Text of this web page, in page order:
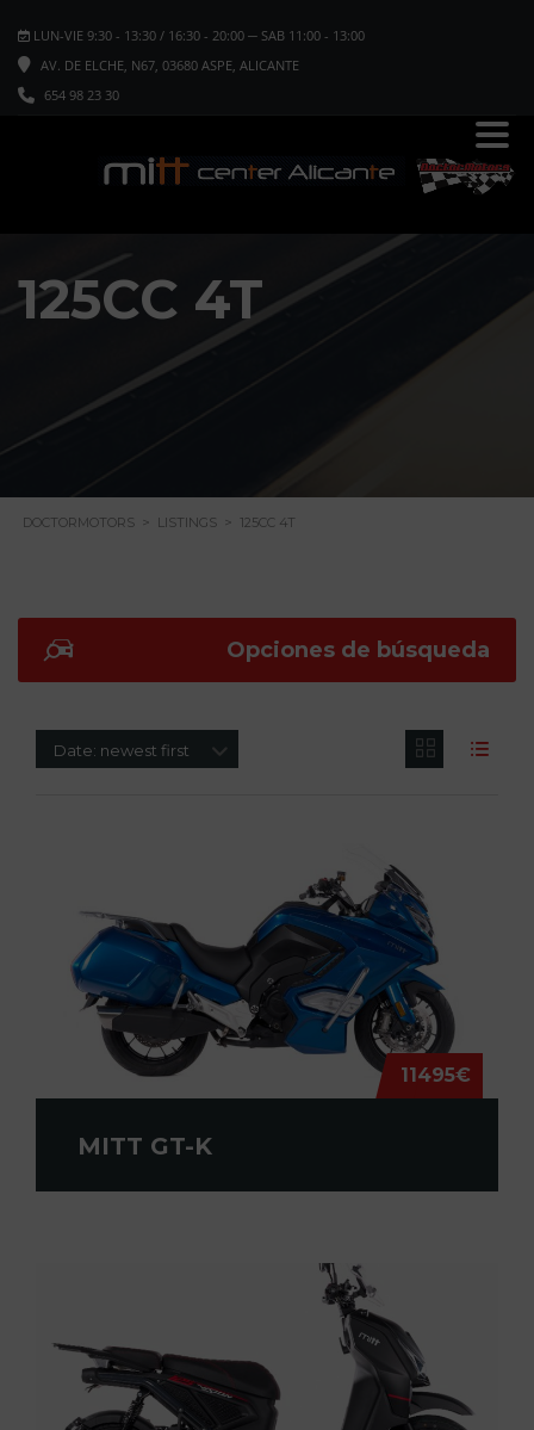
LUN-VIE 9:30 - 13:30 / 16:30 - 20:00 ─ SAB 11:00 - 13:00
AV. DE ELCHE, N67, 03680 ASPE, ALICANTE
654 98 23 30
125CC 4T
DOCTORMOTORS > LISTINGS > 125CC 4T
Opciones de búsqueda
Date: newest first
11495€
MITT GT-K